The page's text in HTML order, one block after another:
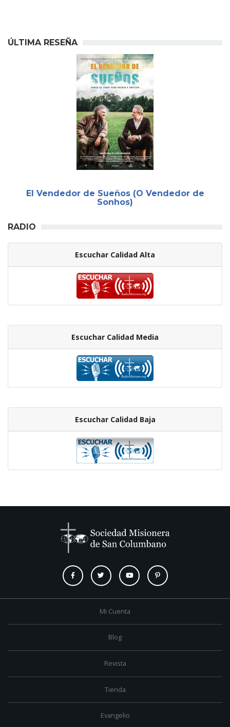
ÚLTIMA RESEÑA
El Vendedor de Sueños (O Vendedor de
Sonhos)
RADIO
Escuchar Calidad Alta
Escuchar Calidad Media
Escuchar Calidad Baja
Mi Cuenta
Blog
Revista
Tienda
Evangelio